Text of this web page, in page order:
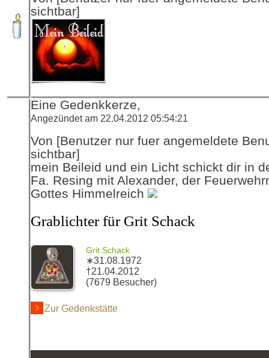
sichtbar]
Eine Gedenkkerze,
Angezündet am 22.04.2012 05:54:21
Von [Benutzer nur fuer angemeldete
sichtbar]
mein Beileid und ein Licht schickt dir in
Fa. Resing mit Alexander, der
Gottes Himmelreich
Grablichter für Grit Schack
Grit Schack
∗31.08.1972
†21.04.2012
(7679 Besucher)
Zur Gedenkstätte